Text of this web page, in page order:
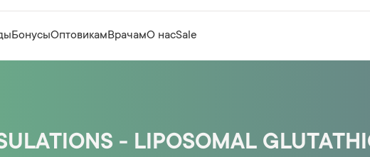
БонусыОптовикамВрачамО насSale
- LIPOSOMAL